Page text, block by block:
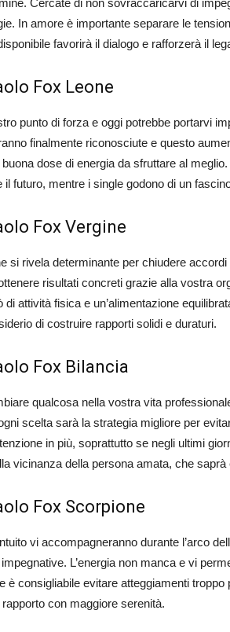
In amore è importante separare le
favorirà il dialogo e rafforzerà il
Fox Leone
punto di forza e oggi potrebbe portarvi
finalmente riconosciute e questo
dose di energia da sfruttare al
il futuro, mentre i single godono di un
Fox Vergine
si rivela determinante per chiudere
risultati concreti grazie alla vostra
di attività fisica e un’alimentazione
di costruire rapporti solidi e duraturi.
Fox Bilancia
qualcosa nella vostra vita
scelta sarà la strategia migliore per
in più, soprattutto se negli ultimi
vicinanza della persona amata, che
Fox Scorpione
vi accompagneranno durante l’arco
L’energia non manca e vi
è consigliabile evitare atteggiamenti
con maggiore serenità.